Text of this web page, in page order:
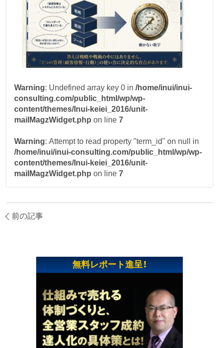
Warning : Undefined array key 0 in/home/inui/inui-
consulting.com/public_html/wp/wp-
content/themes/Inui-keiei_2016/unit-
mailMagzWidget.php on line7
Warning : Attempt to read property "term_id" on null in
/home/inui/inui-consulting.com/public_html/wp/wp-
content/themes/Inui-keiei_2016/unit-
mailMagzWidget.php on line7
前の記事
無料レポート進呈！